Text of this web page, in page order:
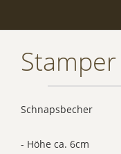
Stamper
Schnapsbecher
- Höhe ca. 6cm